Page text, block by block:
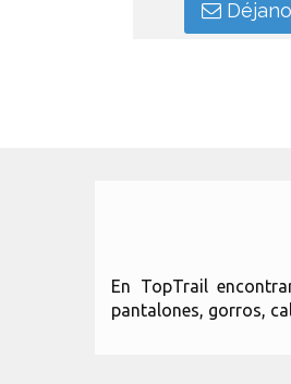
En TopTrail
pantalones, gorros,